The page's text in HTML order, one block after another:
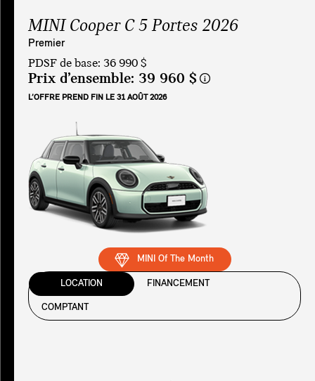
MINI Cooper C 5 Portes 2026
Premier
PDSF de base: 36 990 $
Prix d’ensemble: 39 960 $
L’OFFRE PREND FIN LE 31 AOÛT 2026
MINI Of The Month
LOCATION FINANCEMENT
COMPTANT